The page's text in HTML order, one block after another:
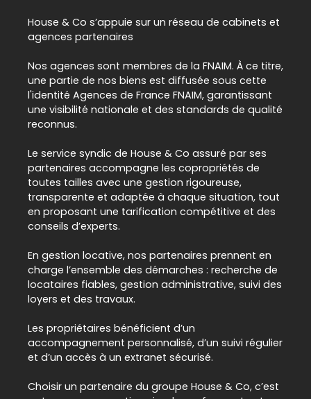
House & Co s’appuie sur un réseau de cabinets et
agences partenaires
Nos agences sont membres de la FNAIM. À ce titre,
une partie de nos biens est diffusée sous cette
l'identité Agences de France FNAIM, garantissant
une visibilité nationale et des standards de qualité
reconnus.
Le service syndic de House & Co assuré par ses
partenaires accompagne les copropriétés de
toutes tailles avec une gestion rigoureuse,
transparente et adaptée à chaque situation, tout
en proposant une tarification compétitive et des
conseils d’experts.
En gestion locative, nos partenaires prennent en
charge l’ensemble des démarches : recherche de
locataires fiables, gestion administrative, suivi des
loyers et des travaux.
Les propriétaires bénéficient d’un
accompagnement personnalisé, d’un suivi régulier
et d’un accès à un extranet sécurisé.
Choisir un partenaire du groupe House & Co, c’est